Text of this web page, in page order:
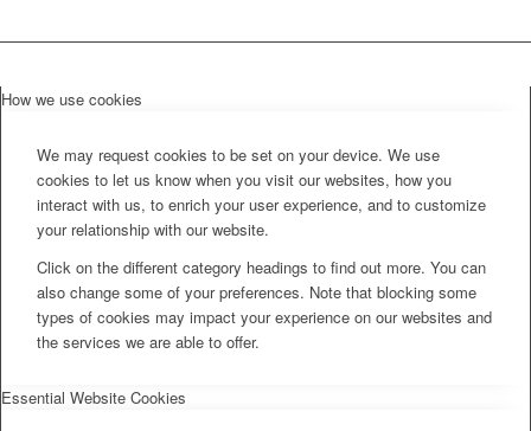
How we use cookies
We may request cookies to be set on your device. We use
cookies to let us know when you visit our websites, how you
interact with us, to enrich your user experience, and to customize
your relationship with our website.
Click on the different category headings to find out more. You can
also change some of your preferences. Note that blocking some
types of cookies may impact your experience on our websites and
the services we are able to offer.
Essential Website Cookies